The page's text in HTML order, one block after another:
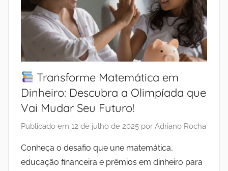
Transforme Matemática em
Dinheiro: Descubra a Olimpíada que
Vai Mudar Seu Futuro!
Publicado em 12 de julho de 2025 por Adriano Rocha
Conheça o desafio que une matemática,
educação financeira e prêmios em dinheiro para